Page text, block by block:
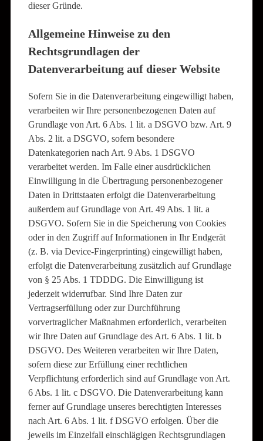
dieser Gründe.
Allgemeine Hinweise zu den
Rechtsgrundlagen der
Datenverarbeitung auf dieser Website
Sofern Sie in die Datenverarbeitung eingewilligt haben,
verarbeiten wir Ihre personenbezogenen Daten auf
Grundlage von Art. 6 Abs. 1 lit. a DSGVO bzw. Art. 9
Abs. 2 lit. a DSGVO, sofern besondere
Datenkategorien nach Art. 9 Abs. 1 DSGVO
verarbeitet werden. Im Falle einer ausdrücklichen
Einwilligung in die Übertragung personenbezogener
Daten in Drittstaaten erfolgt die Datenverarbeitung
außerdem auf Grundlage von Art. 49 Abs. 1 lit. a
DSGVO. Sofern Sie in die Speicherung von Cookies
oder in den Zugriff auf Informationen in Ihr Endgerät
(z. B. via Device-Fingerprinting) eingewilligt haben,
erfolgt die Datenverarbeitung zusätzlich auf Grundlage
von § 25 Abs. 1 TDDDG. Die Einwilligung ist
jederzeit widerrufbar. Sind Ihre Daten zur
Vertragserfüllung oder zur Durchführung
vorvertraglicher Maßnahmen erforderlich, verarbeiten
wir Ihre Daten auf Grundlage des Art. 6 Abs. 1 lit. b
DSGVO. Des Weiteren verarbeiten wir Ihre Daten,
sofern diese zur Erfüllung einer rechtlichen
Verpflichtung erforderlich sind auf Grundlage von Art.
6 Abs. 1 lit. c DSGVO. Die Datenverarbeitung kann
ferner auf Grundlage unseres berechtigten Interesses
nach Art. 6 Abs. 1 lit. f DSGVO erfolgen. Über die
jeweils im Einzelfall einschlägigen Rechtsgrundlagen